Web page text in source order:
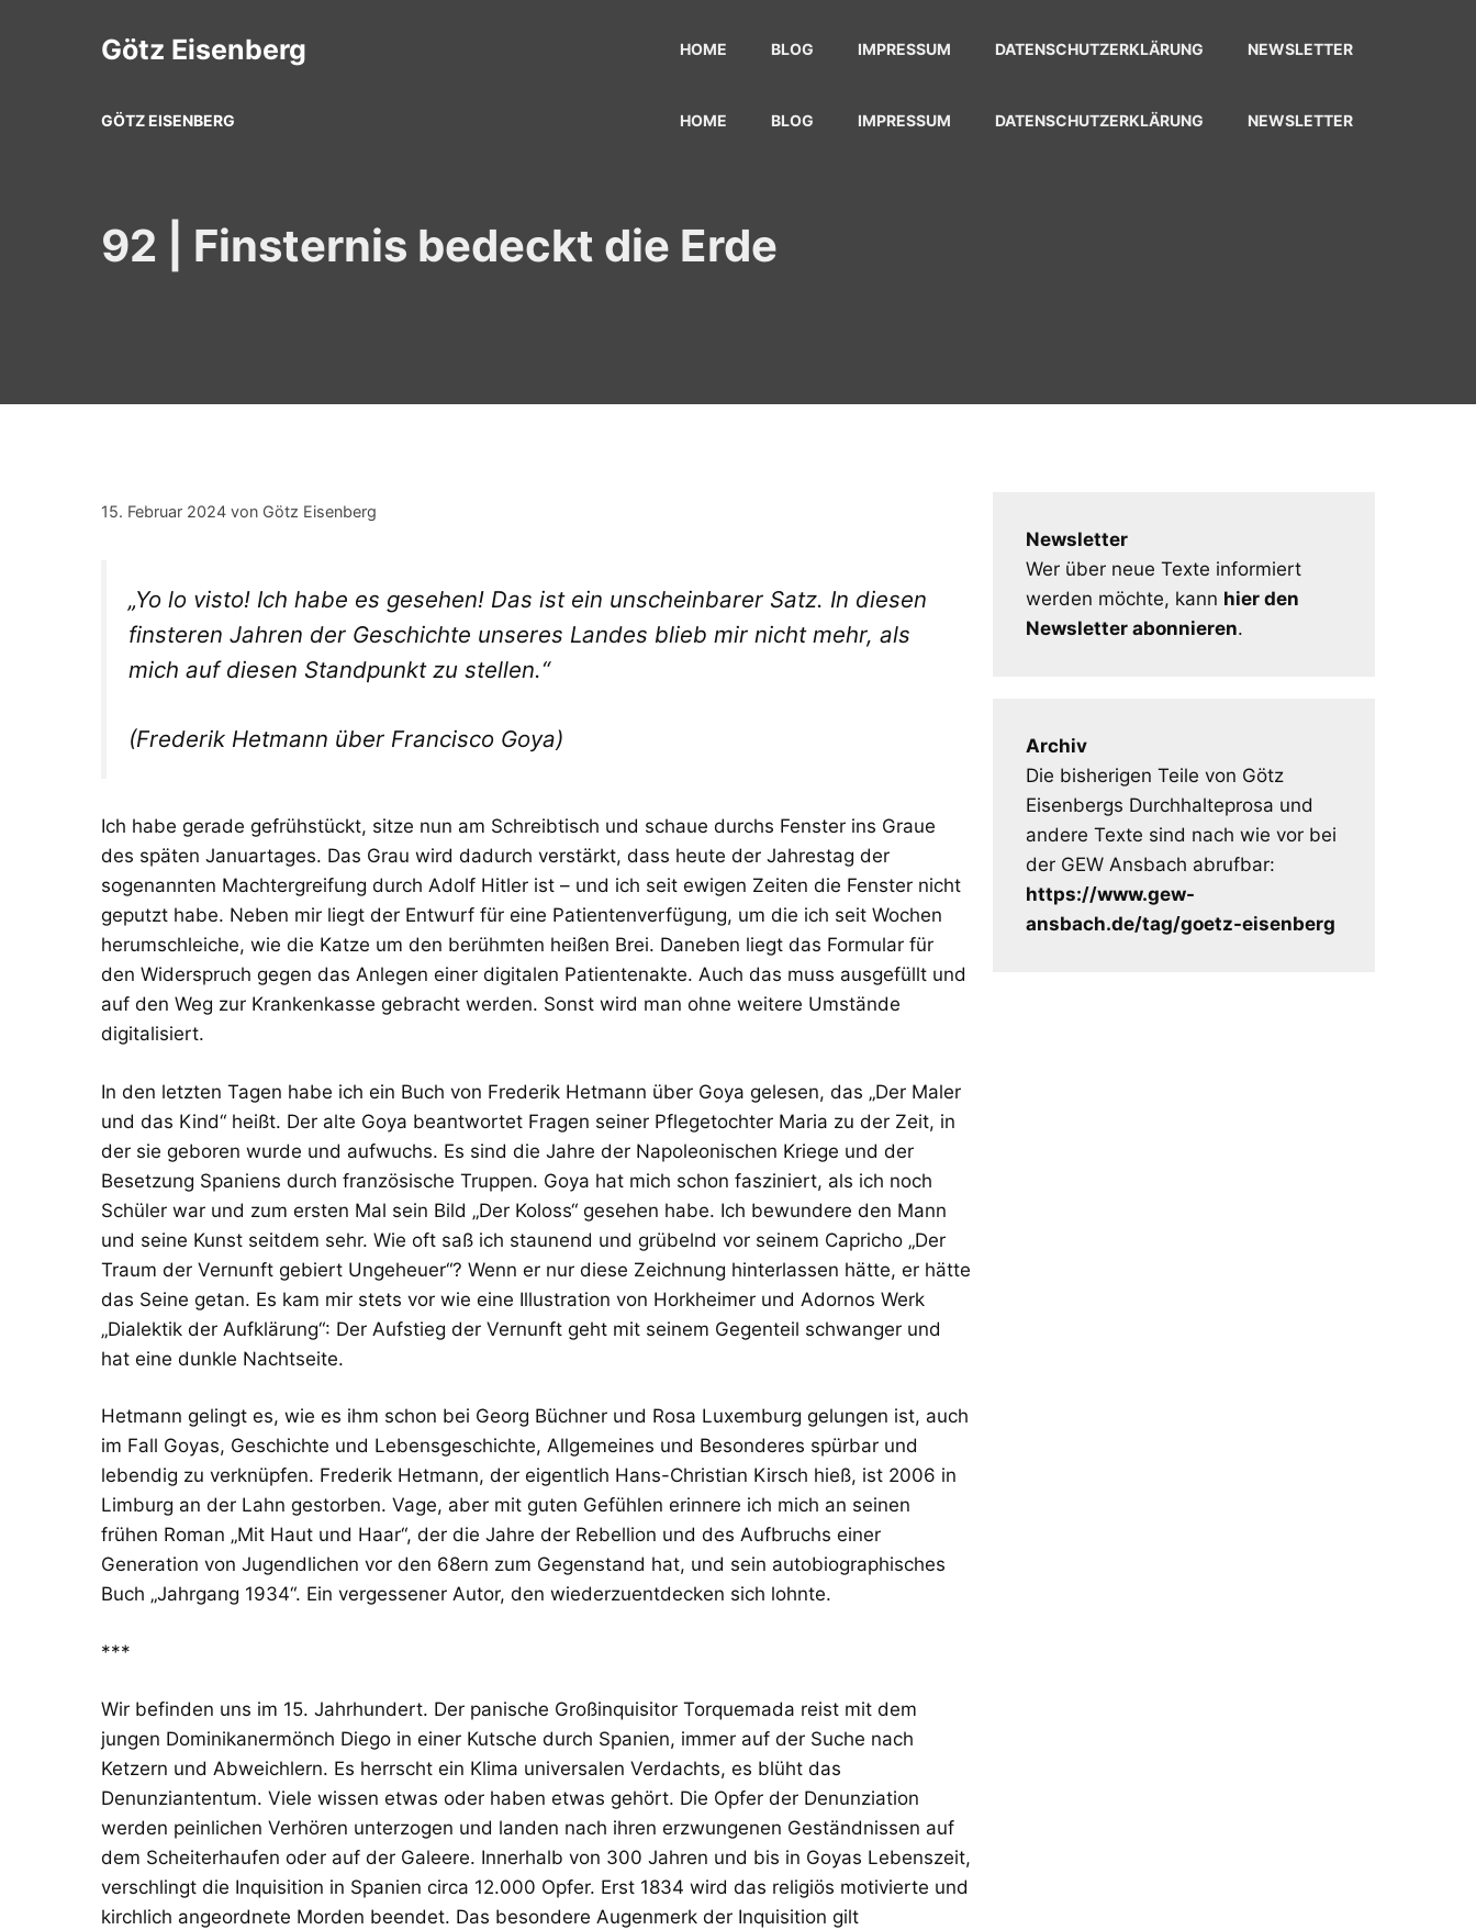
Götz Eisenberg HOME BLOG IMPRESSUM DATENSCHUTZERKLÄRUNG NEWSLETTER
GÖTZ EISENBERG HOME BLOG IMPRESSUM DATENSCHUTZERKLÄRUNG NEWSLETTER
92 | Finsternis bedeckt die Erde
15. Februar 2024 von Götz Eisenberg
„Yo lo visto! Ich habe es gesehen! Das ist ein unscheinbarer Satz. In diesen
finsteren Jahren der Geschichte unseres Landes blieb mir nicht mehr, als
mich auf diesen Standpunkt zu stellen.“
(Frederik Hetmann über Francisco Goya)
Ich habe gerade gefrühstückt, sitze nun am Schreibtisch und schaue durchs Fenster ins Graue
des späten Januartages. Das Grau wird dadurch verstärkt, dass heute der Jahrestag der
sogenannten Machtergreifung durch Adolf Hitler ist – und ich seit ewigen Zeiten die Fenster nicht
geputzt habe. Neben mir liegt der Entwurf für eine Patientenverfügung, um die ich seit Wochen
herumschleiche, wie die Katze um den berühmten heißen Brei. Daneben liegt das Formular für
den Widerspruch gegen das Anlegen einer digitalen Patientenakte. Auch das muss ausgefüllt und
auf den Weg zur Krankenkasse gebracht werden. Sonst wird man ohne weitere Umstände
digitalisiert.
In den letzten Tagen habe ich ein Buch von Frederik Hetmann über Goya gelesen, das „Der Maler
und das Kind“ heißt. Der alte Goya beantwortet Fragen seiner Pflegetochter Maria zu der Zeit, in
der sie geboren wurde und aufwuchs. Es sind die Jahre der Napoleonischen Kriege und der
Besetzung Spaniens durch französische Truppen. Goya hat mich schon fasziniert, als ich noch
Schüler war und zum ersten Mal sein Bild „Der Koloss“ gesehen habe. Ich bewundere den Mann
und seine Kunst seitdem sehr. Wie oft saß ich staunend und grübelnd vor seinem Capricho „Der
Traum der Vernunft gebiert Ungeheuer“? Wenn er nur diese Zeichnung hinterlassen hätte, er hätte
das Seine getan. Es kam mir stets vor wie eine Illustration von Horkheimer und Adornos Werk
„Dialektik der Aufklärung“: Der Aufstieg der Vernunft geht mit seinem Gegenteil schwanger und
hat eine dunkle Nachtseite.
Hetmann gelingt es, wie es ihm schon bei Georg Büchner und Rosa Luxemburg gelungen ist, auch
im Fall Goyas, Geschichte und Lebensgeschichte, Allgemeines und Besonderes spürbar und
lebendig zu verknüpfen. Frederik Hetmann, der eigentlich Hans-Christian Kirsch hieß, ist 2006 in
Limburg an der Lahn gestorben. Vage, aber mit guten Gefühlen erinnere ich mich an seinen
frühen Roman „Mit Haut und Haar“, der die Jahre der Rebellion und des Aufbruchs einer
Generation von Jugendlichen vor den 68ern zum Gegenstand hat, und sein autobiographisches
Buch „Jahrgang 1934“. Ein vergessener Autor, den wiederzuentdecken sich lohnte.
***
Wir befinden uns im 15. Jahrhundert. Der panische Großinquisitor Torquemada reist mit dem
jungen Dominikanermönch Diego in einer Kutsche durch Spanien, immer auf der Suche nach
Ketzern und Abweichlern. Es herrscht ein Klima universalen Verdachts, es blüht das
Denunziantentum. Viele wissen etwas oder haben etwas gehört. Die Opfer der Denunziation
werden peinlichen Verhören unterzogen und landen nach ihren erzwungenen Geständnissen auf
dem Scheiterhaufen oder auf der Galeere. Innerhalb von 300 Jahren und bis in Goyas Lebenszeit,
verschlingt die Inquisition in Spanien circa 12.000 Opfer. Erst 1834 wird das religiös motivierte und
kirchlich angeordnete Morden beendet. Das besondere Augenmerk der Inquisition gilt
Newsletter
Wer über neue Texte informiert
werden möchte, kann hier den
Newsletter abonnieren.
Archiv
Die bisherigen Teile von Götz
Eisenbergs Durchhalteprosa und
andere Texte sind nach wie vor bei
der GEW Ansbach abrufbar:
https://www.gew-
ansbach.de/tag/goetz-eisenberg